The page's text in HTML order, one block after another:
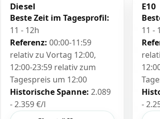
Diesel
Beste Zeit im Tagesprofil:
11 - 12h
Referenz: 00:00-11:59
relativ zu Vortag 12:00,
12:00-23:59 relativ zum
Tagespreis um 12:00
Historische Spanne: 2.089
- 2.359 €/l
E10
11 -
-